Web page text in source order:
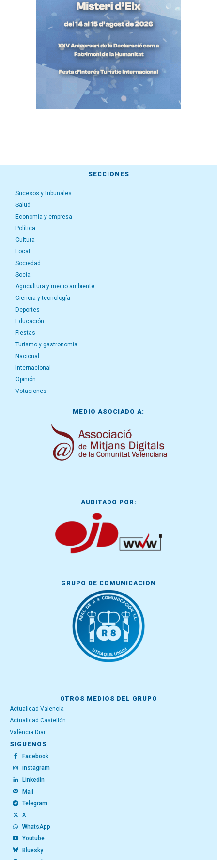
SECCIONES
Sucesos y tribunales
Salud
Economía y empresa
Política
Cultura
Local
Sociedad
Social
Agricultura y medio ambiente
Ciencia y tecnología
Deportes
Educación
Fiestas
Turismo y gastronomía
Nacional
Internacional
Opinión
Votaciones
MEDIO ASOCIADO A:
AUDITADO POR:
GRUPO DE COMUNICACIÓN
OTROS MEDIOS DEL GRUPO
Actualidad Valencia
Actualidad Castellón
València Diari
SÍGUENOS
Facebook
Instagram
Linkedin
Mail
Telegram
X
WhatsApp
Youtube
Bluesky